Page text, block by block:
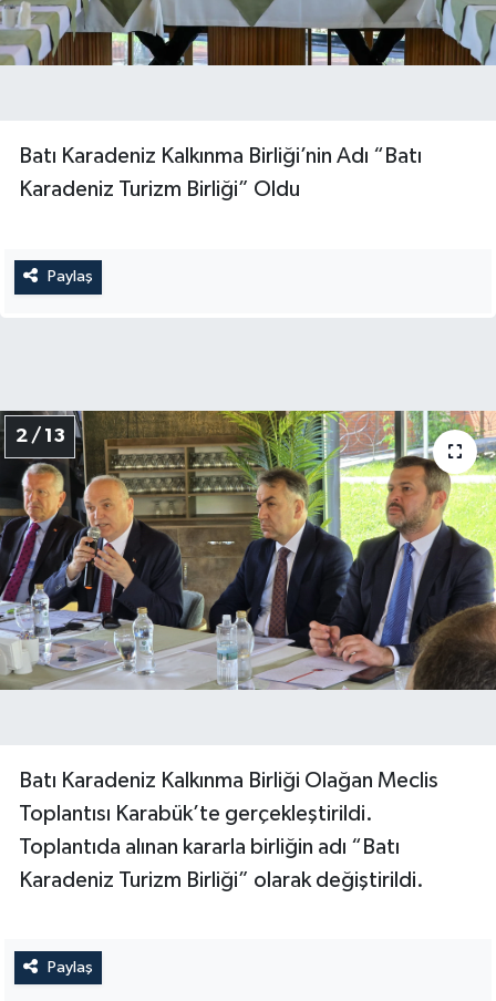
Batı Karadeniz Kalkınma Birliği’nin Adı “Batı
Karadeniz Turizm Birliği” Oldu
Paylaş
2 / 13
Batı Karadeniz Kalkınma Birliği Olağan Meclis
Toplantısı Karabük’te gerçekleştirildi.
Toplantıda alınan kararla birliğin adı “Batı
Karadeniz Turizm Birliği” olarak değiştirildi.
Paylaş